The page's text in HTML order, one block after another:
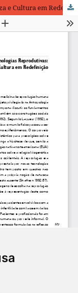
Novas Tecnologias Reprodutivas: Natureza e Cultura em Redefinição